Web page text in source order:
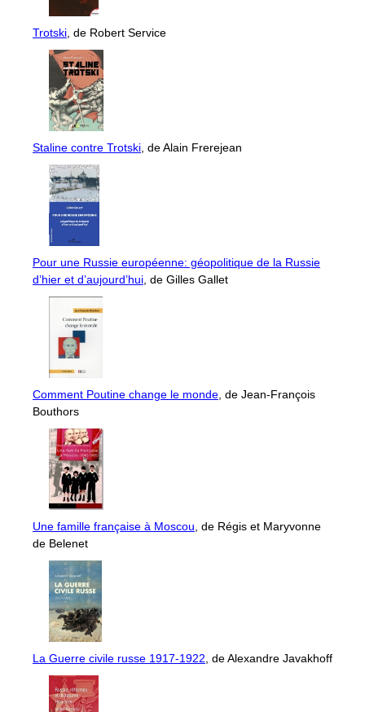
Trotski, de Robert Service
Staline contre Trotski, de Alain Frerejean
Pour une Russie européenne: géopolitique de la Russie
d’hier et d’aujourd’hui, de Gilles Gallet
Comment Poutine change le monde, de Jean-François
Bouthors
Une famille française à Moscou, de Régis et Maryvonne
de Belenet
La Guerre civile russe 1917-1922, de Alexandre Javakhoff